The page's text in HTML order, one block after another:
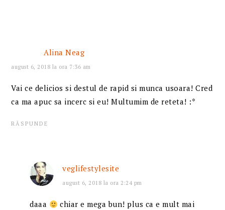
Alina Neag
august 6, 2018 la ora 7:36 am
Vai ce delicios si destul de rapid si munca usoara! Cred
ca ma apuc sa incerc si eu! Multumim de reteta! :*
RĂSPUNDE
veglifestylesite
august 6, 2018 la ora 2:24 pm
daaa
chiar e mega bun! plus ca e mult mai